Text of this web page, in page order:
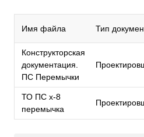
Имя файла Тип
Конструкторская
документация.
ПС Перемычки
ТО ПС x-8
перемычка